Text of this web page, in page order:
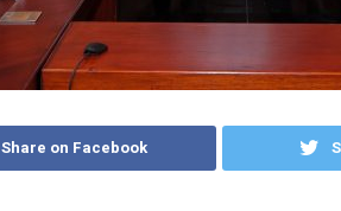
Share on Facebook